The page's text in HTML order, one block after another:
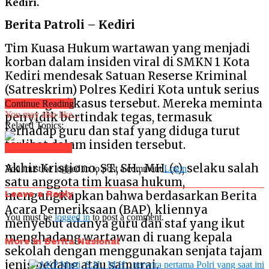
Kediri.
Berita Patroli – Kediri
Tim Kuasa Hukum wartawan yang menjadi
korban dalam insiden viral di SMKN 1 Kota
Kediri mendesak Satuan Reserse Kriminal
(Satreskrim) Polres Kediri Kota untuk serius
menangani kasus tersebut. Mereka meminta
penyidik bertindak tegas, termasuk
terhadap guru dan staf yang diduga turut
terlibat dalam insiden tersebut.
Akhir Kristiono, ST., SH., MH. (c), selaku salah
satu anggota tim kuasa hukum,
mengungkapkan bahwa berdasarkan Berita
Acara Pemeriksaan (BAP), kliennya
menyebut adanya guru dan staf yang ikut
menghadang wartawan di ruang kepala
sekolah dengan menggunakan senjata tajam
jenis pedang atau samurai.
Continue Reading
You may also like...
Related Topics:
You must be logged in to post a commentLogin
Leave a Reply
You must belogged into post a comment.
More in Berita Nasional